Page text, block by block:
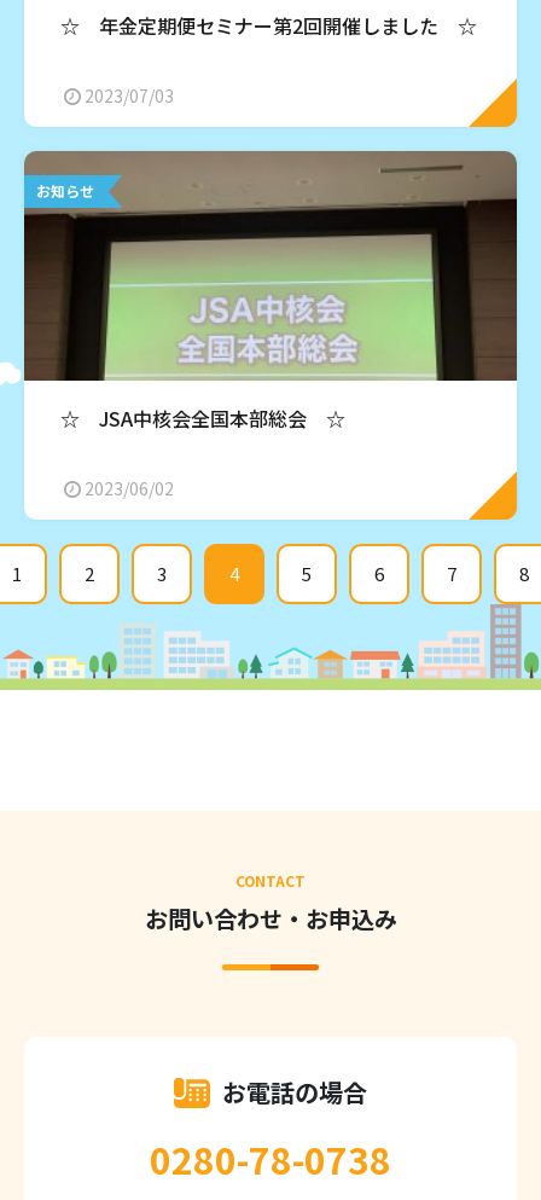
☆ 年金定期便セミナー第2回開催しました ☆
2023/07/03
お知らせ
☆ JSA中核会全国本部総会 ☆
2023/06/02
1 2 3 4 5 6 7 8
CONTACT
お問い合わせ・お申込み
お電話の場合
0280-78-0738